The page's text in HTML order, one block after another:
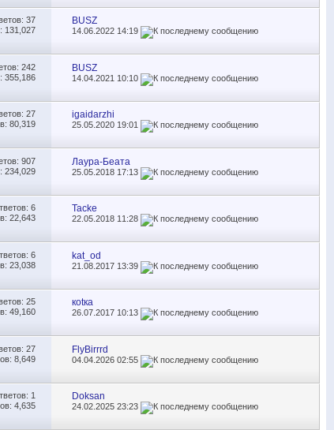
37
131,027
BUSZ
14.06.202214:19
242
355,186
BUSZ
14.04.2021 10:10
27
80,319
igaidarzhi
25.05.202019:01
907
234,029
Лаура-Беата
25.05.2018 17:13
6
22,643
Tacke
22.05.2018 11:28
6
23,038
kat_od
21.08.2017 13:39
25
49,160
коtка
26.07.2017 10:13
27
8,649
FlyBirrrd
04.04.202602:55
1
4,635
Doksan
24.02.202523:23